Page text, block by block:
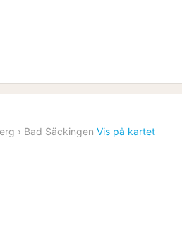
› Bad Säckingen Vis på kartet